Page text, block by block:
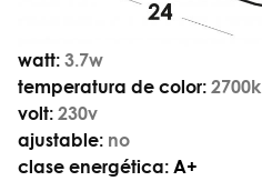
watt: 3.7w
temperatura de color: 2700k
volt: 230v
ajustable: no
clase energética: A+